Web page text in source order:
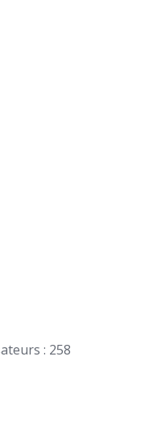
: 258